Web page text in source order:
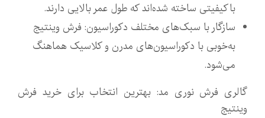
باکیفیتی ساخته شده‌اند که طول عمر بالایی دارند.
سازگار با سبک‌های مختلف دکوراسیون: فرش وینتیج
به‌خوبی با دکوراسیون‌های مدرن و کلاسیک هماهنگ
می‌شود.
گالری فرش نوری مد: بهترین انتخاب برای خرید فرش
وینتیج